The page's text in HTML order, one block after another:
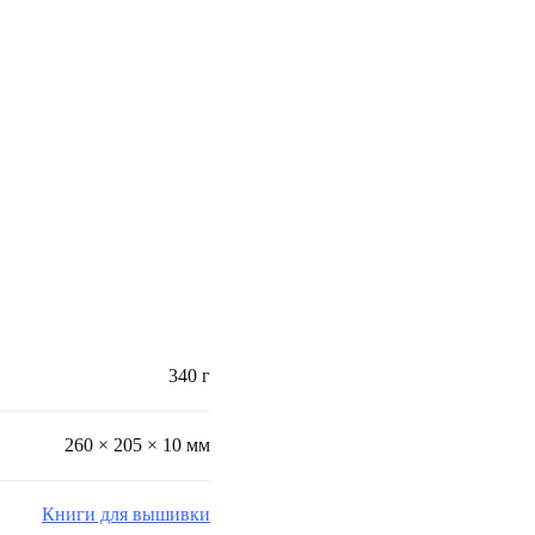
340 г
260 × 205 × 10 мм
Книги для вышивки